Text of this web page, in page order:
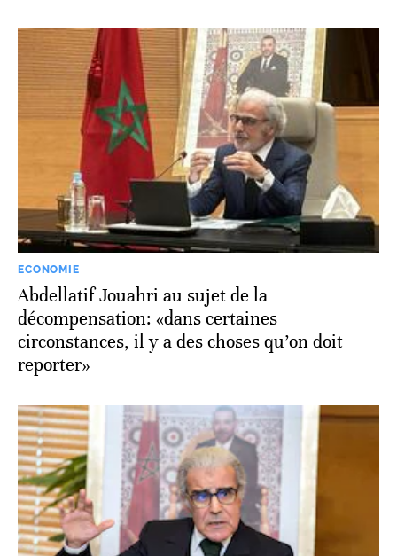
ECONOMIE
Abdellatif Jouahri au sujet de la
décompensation: «dans certaines
circonstances, il y a des choses qu’on doit
reporter»